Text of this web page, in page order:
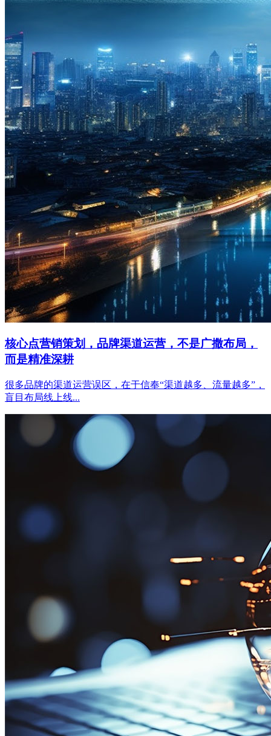
核心点营销策划，品牌渠道运营，不是广撒布局，
而是精准深耕
很多品牌的渠道运营误区，在于信奉“渠道越多、流量越多”，
盲目布局线上线...